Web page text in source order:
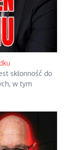
skłonność do
w tym